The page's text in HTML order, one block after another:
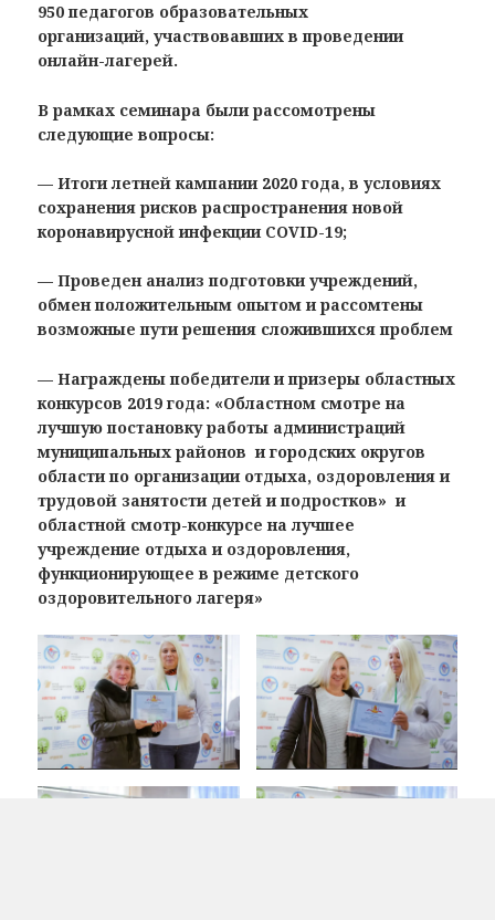
950 педагогов образовательных
организаций, участвовавших в проведении
онлайн-лагерей.
В рамках семинара были рассомотрены
следующие вопросы:
— Итоги летней кампании 2020 года, в условиях
сохранения рисков распространения новой
коронавирусной инфекции COVID-19;
— Проведен анализ подготовки учреждений,
обмен положительным опытом и рассомтены
возможные пути решения сложившихся проблем
— Награждены победители и призеры областных
конкурсов 2019 года: «Областном смотре на
лучшую постановку работы администраций
муниципальных районов и городских округов
области по организации отдыха, оздоровления и
трудовой занятости детей и подростков» и
областной смотр-конкурсе на лучшее
учреждение отдыха и оздоровления,
функционирующее в режиме детского
оздоровительного лагеря»